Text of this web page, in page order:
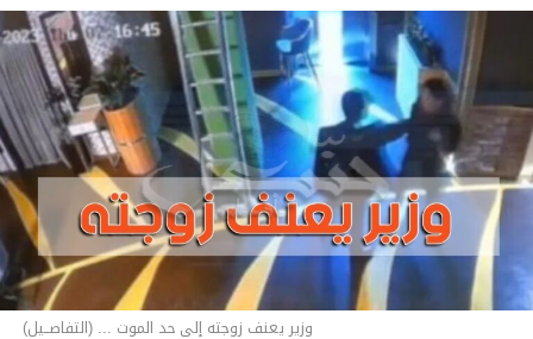
وزير يعنف زوجته إلى حد الموت ... (التفاصــيل)